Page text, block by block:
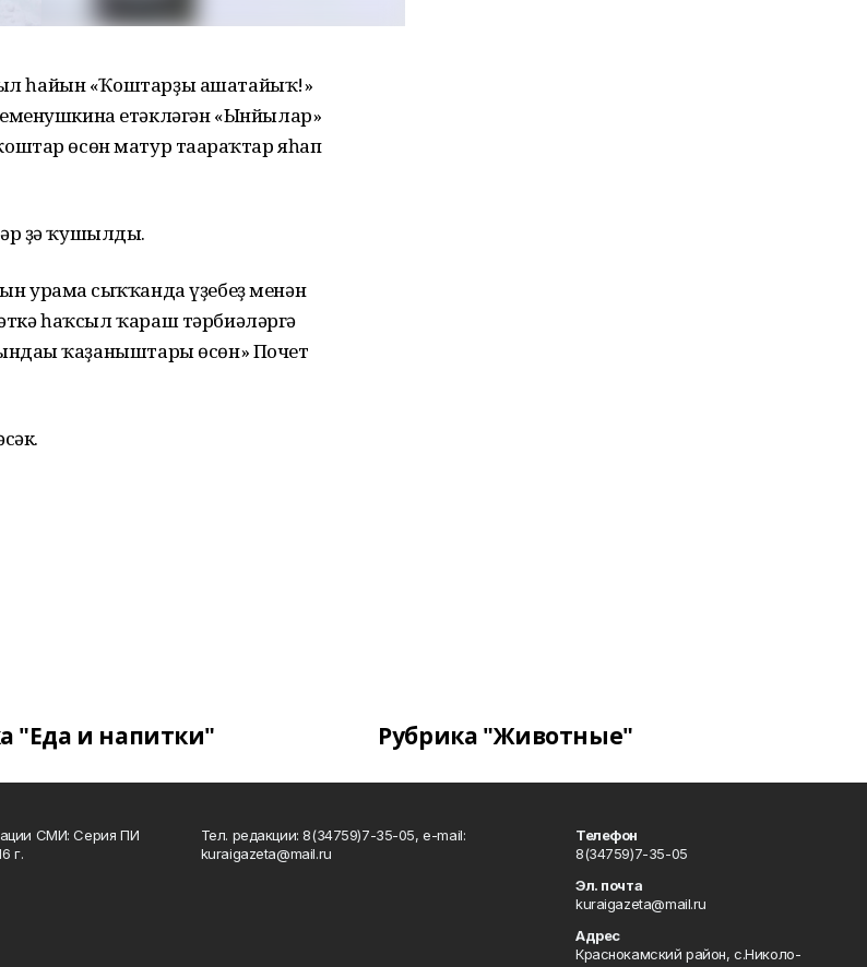
һайын «Ҡоштарҙы ашатайыҡ!»
етәкләгән «Ынйылар»
өсөн матур тағараҡтар яһап
ҙә ҡушылды.
урамға сыҡҡанда үҙебеҙ менән
һаҡсыл ҡараш тәрбиәләргә
ҡаҙаныштары өсөн» Почет
"Еда и напитки" Рубрика "Животные"
СМИ: Серия ПИ
г.
Тел. редакции: 8(34759)7-35-05, e-mail:
kuraigazeta@mail.ru
Телефон
8(34759)7-35-05
Эл. почта
kuraigazeta@mail.ru
Адрес
Краснокамский район, с.Николо-